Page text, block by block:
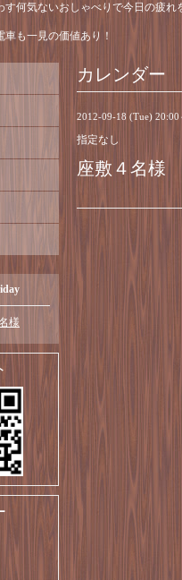
す何気ないおしゃべりで今日の疲れ
も一見の価値あり！
カレンダー
2012-09-18 (Tue) 20:00
指定なし
座敷４名様
様